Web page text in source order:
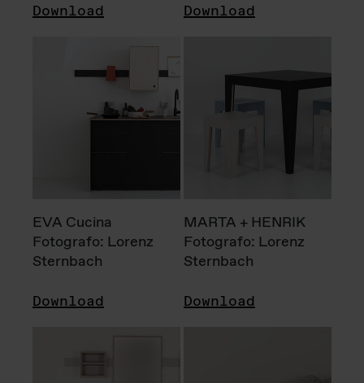
Download Download
EVA Cucina
Fotografo: Lorenz
Sternbach
Download
MARTA + HENRIK
Fotografo: Lorenz
Sternbach
Download